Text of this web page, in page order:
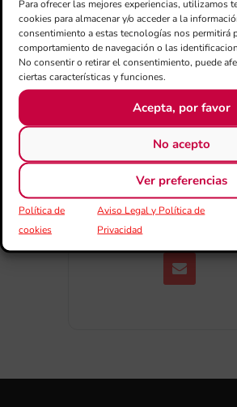
Para ofrecer las mejores experiencias, utilizamos
cookies para almacenar y/o acceder a la
consentimiento a estas tecnologías nos permitirá
comportamiento de navegación o las
No consentir o retirar el consentimiento, puede
ciertas características y funciones.
Acepta, por favor
No acepto
Ver preferencias
Política de
cookies
Aviso Legal y Política de
Privacidad
Exportar + iCal /
COMPARTIR
ESDEVENIMENT